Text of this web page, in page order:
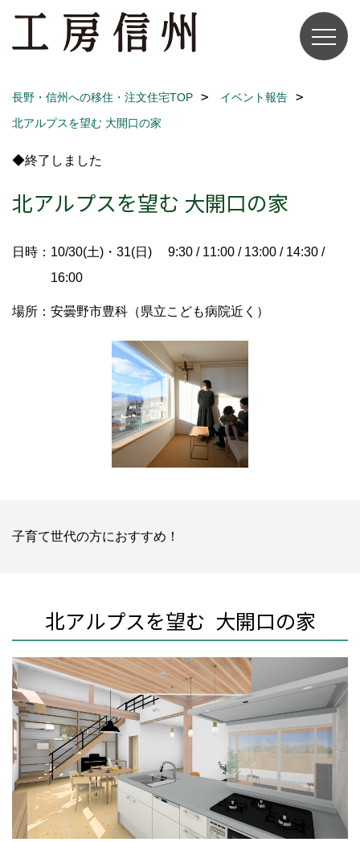
長野・信州への移住・注文住宅TOP
イベント報告
北アルプスを望む 大開口の家
◆終了しました
北アルプスを望む 大開口の家
日時：10/30(土)・31(日) 9:30 / 11:00 / 13:00 / 14:30 /
16:00
場所：安曇野市豊科（県立こども病院近く）
子育て世代の方におすすめ！
北アルプスを望む 大開口の家